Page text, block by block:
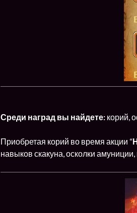
Среди наград вы найдете: корий,
Приобретая корий во время акции “
навыков скакуна, осколки